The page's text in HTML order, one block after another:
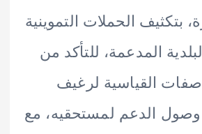
الحملات التموينية
للتأكد من
لرغيف
لمستحقيه، مع